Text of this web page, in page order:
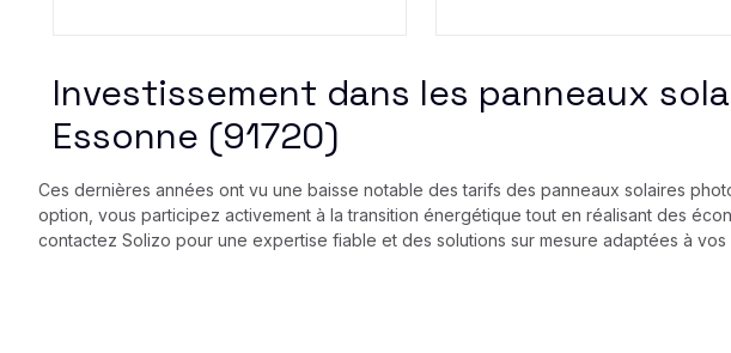
Investissement dans les panneaux
Essonne (91720)
Ces dernières années ont vu une baisse notable des tarifs des panneaux solaires
option, vous participez activement à la transition énergétique tout en réalisant des
contactez Solizo pour une expertise fiable et des solutions sur mesure adaptées à